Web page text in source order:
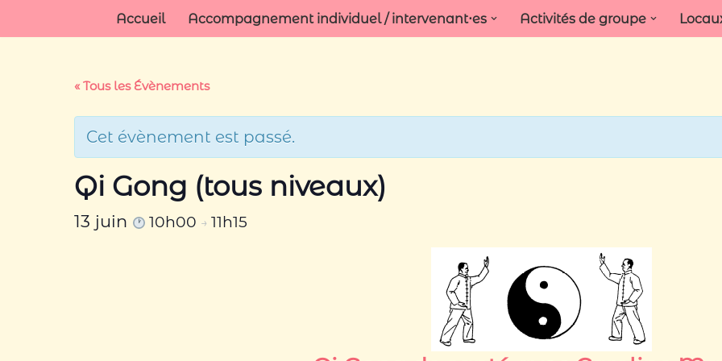
Accueil Accompagnement individuel / intervenant⋅es Activités de groupe
« Tous les Évènements
Cet évènement est passé.
Qi Gong (tous niveaux)
13 juin 10h00 →11h15